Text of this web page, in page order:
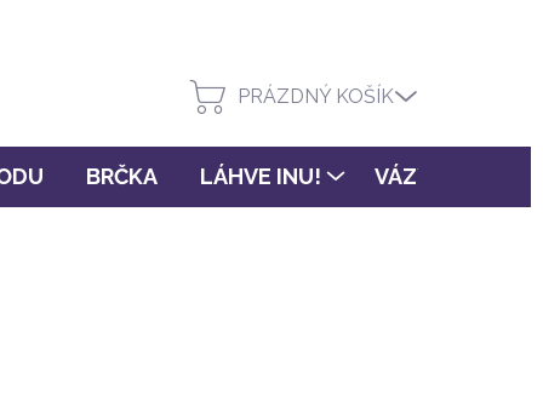
PRÁZDNÝ KOŠÍK
BRČKA LÁHVE INU! VÁZY FLORA